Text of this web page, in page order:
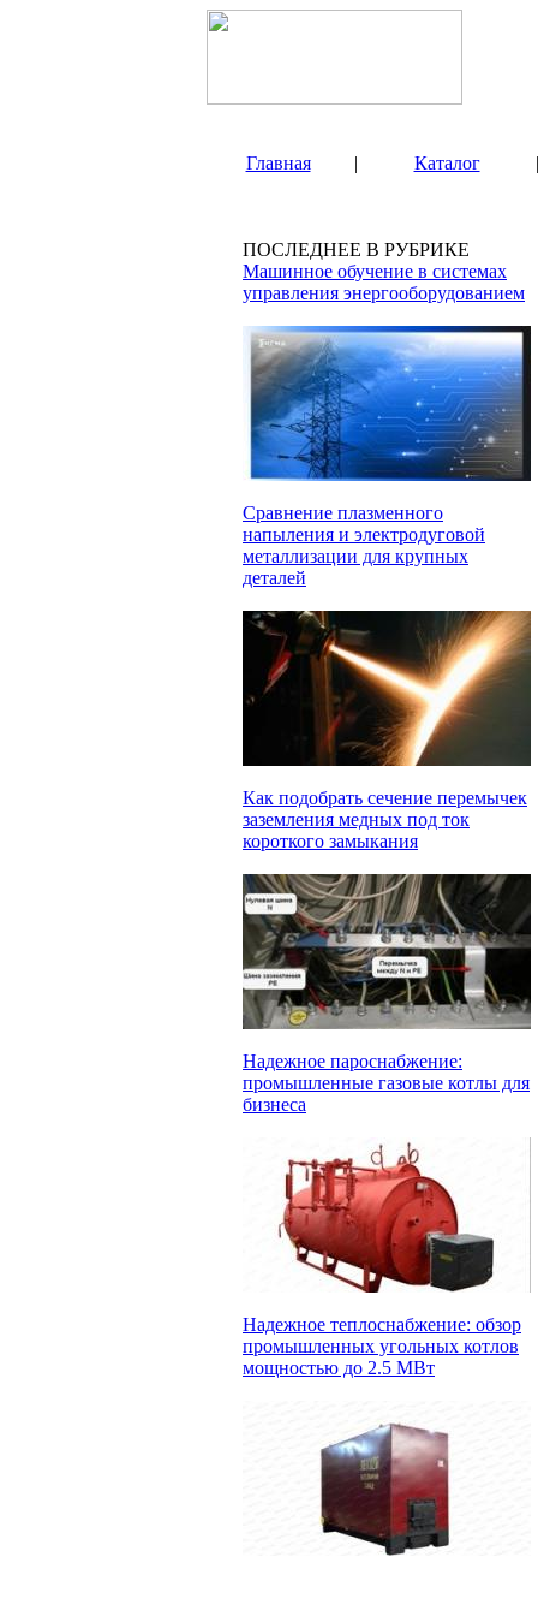
Главная | Каталог |
ПОСЛЕДНЕЕ В РУБРИКЕ
Машинное обучение в системах
управления энергооборудованием
Сравнение плазменного
напыления и электродуговой
металлизации для крупных
деталей
Как подобрать сечение перемычек
заземления медных под ток
короткого замыкания
Надежное пароснабжение:
промышленные газовые котлы для
бизнеса
Надежное теплоснабжение: обзор
промышленных угольных котлов
мощностью до 2.5 МВт